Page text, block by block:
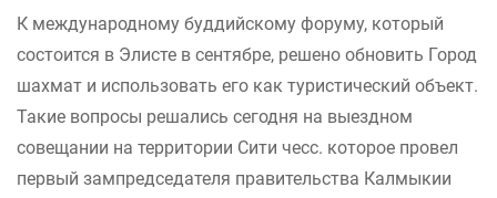
К международному буддийскому форуму, который
состоится в Элисте в сентябре, решено обновить Город
шахмат и использовать его как туристический объект.
Такие вопросы решались сегодня на выездном
совещании на территории Сити чесс. которое провел
первый зампредседателя правительства Калмыкии